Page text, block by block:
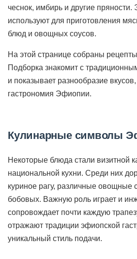
чеснок, имбирь и другие пряности.
используют для приготовления
блюд и овощных соусов.
На этой странице собраны
Подборка знакомит с
и показывает разнообразие
гастрономия Эфиопии.
Кулинарные символы
Некоторые блюда стали визитной
национальной кухни. Среди них
куриное рагу, различные овощные
бобовых. Важную роль играет и
сопровождает почти каждую
отражают традиции эфиопской
уникальный стиль подачи.